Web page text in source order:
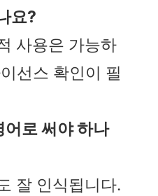
요?
사용은 가능하
선스 확인이 필
로 써야 하나
잘 인식됩니다.